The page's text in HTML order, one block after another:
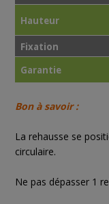
Hauteur
Fixation
Garantie
Bon à savoir :
La rehausse se
circulaire.
Ne pas dépasser 1